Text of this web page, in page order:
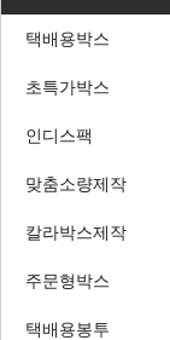
택배용박스
초특가박스
인디스팩
맞춤소량제작
칼라박스제작
주문형박스
택배용봉투